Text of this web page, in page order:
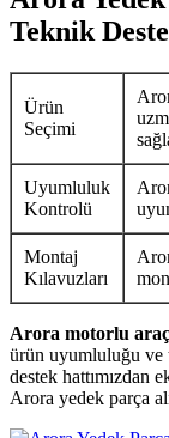
Teknik
Ürün
Seçimi
Uyumluluk
Kontrolü
Montaj
Kılavuzları
Arora motorlu
ürün uyumluluğu ve
destek hattımızdan
Arora yedek parça